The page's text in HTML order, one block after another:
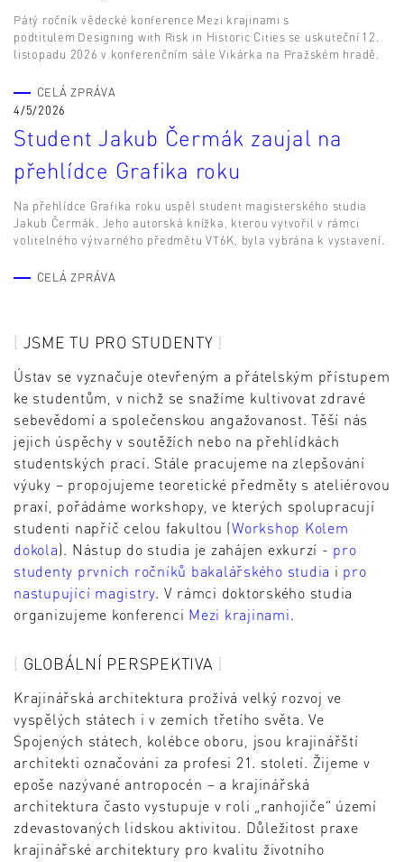
Pátý ročník vědecké konference Mezi krajinami s
podtitulem Designing with Risk in Historic Cities se uskuteční 12.
listopadu 2026 v konferenčním sále Vikárka na Pražském hradě.
CELÁ ZPRÁVA
4/5/2026
Student Jakub Čermák zaujal na
přehlídce Grafika roku
Na přehlídce Grafika roku uspěl student magisterského studia
Jakub Čermák. Jeho autorská knížka, kterou vytvořil v rámci
volitelného výtvarného předmětu VT6K, byla vybrána k vystavení.
CELÁ ZPRÁVA
JSME TU PRO STUDENTY
Ústav se vyznačuje otevřeným a přátelským přístupem
ke studentům, v nichž se snažíme kultivovat zdravé
sebevědomí a společenskou angažovanost. Těší nás
jejich úspěchy v soutěžích nebo na přehlídkách
studentských prací. Stále pracujeme na zlepšování
výuky – propojujeme teoretické předměty s ateliérovou
praxí, pořádáme workshopy, ve kterých spolupracují
studenti napříč celou fakultou (Workshop Kolem
dokola). Nástup do studia je zahájen exkurzí - pro
studenty prvních ročníků bakalářského studia i pro
nastupující magistry. V rámci doktorského studia
organizujeme konferenci Mezi krajinami.
GLOBÁLNÍ PERSPEKTIVA
Krajinářská architektura prožívá velký rozvoj ve
vyspělých státech i v zemích třetího světa. Ve
Spojených státech, kolébce oboru, jsou krajinářští
architekti označováni za profesi 21. století. Žijeme v
epoše nazývané antropocén – a krajinářská
architektura často vystupuje v roli „ranhojiče“ území
zdevastovaných lidskou aktivitou. Důležitost praxe
krajinářské architektury pro kvalitu životního